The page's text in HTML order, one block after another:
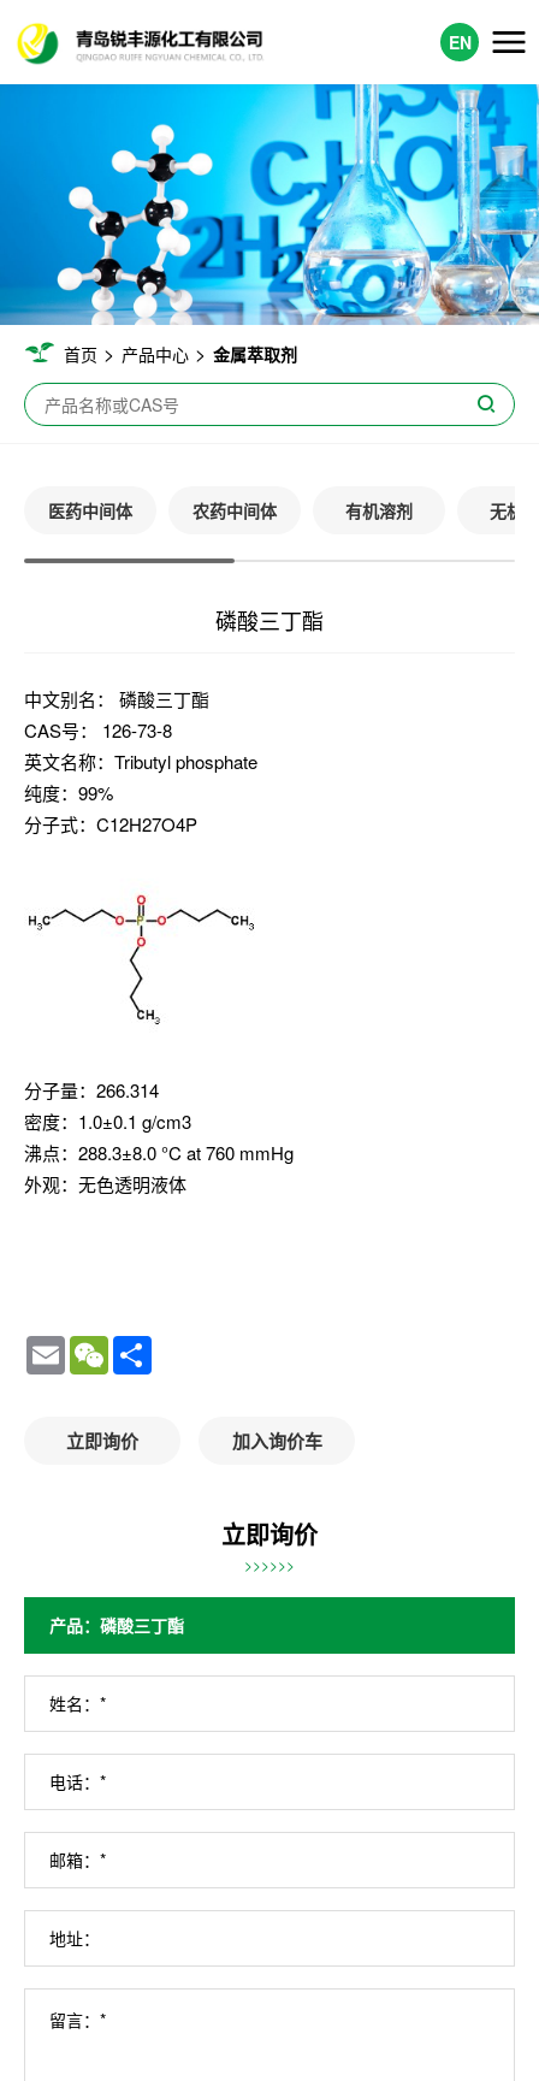
EN
首页 > 产品中心 > 金属萃取剂
医药中间体 农药中间体 有机溶剂 无机
磷酸三丁酯
中文别名： 磷酸三丁酯
CAS号： 126-73-8
英文名称：Tributyl phosphate
纯度：99%
分子式：C12H27O4P
分子量：266.314
密度：1.0±0.1 g/cm3
沸点：288.3±8.0 °C at 760 mmHg
外观：无色透明液体
Email WeChat
立即询价 加入询价车
立即询价
>>>>>>
姓名：*
电话：*
邮箱：*
地址：
留言：*